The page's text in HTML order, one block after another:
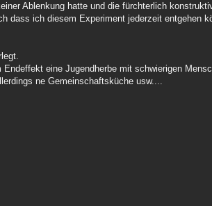
Ablenkung hatte und die fürchterlich
dass ich diesem Experiment jederzeit entgehen
eine Jugendherbe mit schwierigen
ne Gemeinschaftsküche usw....